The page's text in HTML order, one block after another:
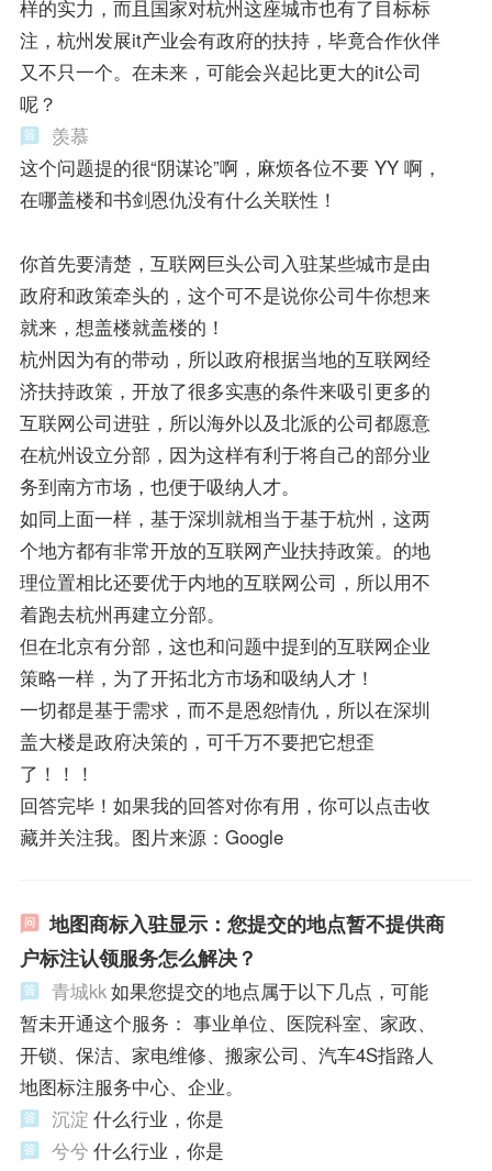
样的实力，而且国家对杭州这座城市也有了目标标
注，杭州发展it产业会有政府的扶持，毕竟合作伙伴
又不只一个。在未来，可能会兴起比更大的it公司
呢？
羡慕
这个问题提的很“阴谋论”啊，麻烦各位不要 YY 啊，
在哪盖楼和书剑恩仇没有什么关联性！
你首先要清楚，互联网巨头公司入驻某些城市是由
政府和政策牵头的，这个可不是说你公司牛你想来
就来，想盖楼就盖楼的！
杭州因为有的带动，所以政府根据当地的互联网经
济扶持政策，开放了很多实惠的条件来吸引更多的
互联网公司进驻，所以海外以及北派的公司都愿意
在杭州设立分部，因为这样有利于将自己的部分业
务到南方市场，也便于吸纳人才。
如同上面一样，基于深圳就相当于基于杭州，这两
个地方都有非常开放的互联网产业扶持政策。的地
理位置相比还要优于内地的互联网公司，所以用不
着跑去杭州再建立分部。
但在北京有分部，这也和问题中提到的互联网企业
策略一样，为了开拓北方市场和吸纳人才！
一切都是基于需求，而不是恩怨情仇，所以在深圳
盖大楼是政府决策的，可千万不要把它想歪
了！！！
回答完毕！如果我的回答对你有用，你可以点击收
藏并关注我。图片来源：Google
地图商标入驻显示：您提交的地点暂不提供商
户标注认领服务怎么解决？
青城kk如果您提交的地点属于以下几点，可能
暂未开通这个服务： 事业单位、医院科室、家政、
开锁、保洁、家电维修、搬家公司、汽车4S指路人
地图标注服务中心、企业。
沉淀 什么行业，你是
兮兮 什么行业，你是